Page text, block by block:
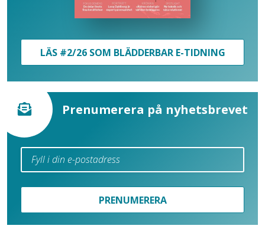
LÄS #2/26 SOM BLÄDDERBAR E-TIDNING
Prenumerera på nyhetsbrevet
PRENUMERERA